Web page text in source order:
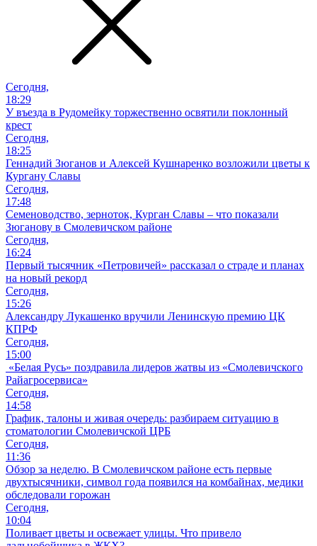
Сегодня,
18:29
У въезда в Рудомейку торжественно освятили поклонный
крест
Сегодня,
18:25
Геннадий Зюганов и Алексей Кушнаренко возложили цветы к
Кургану Славы
Сегодня,
17:48
Семеноводство, зерноток, Курган Славы – что показали
Зюганову в Смолевичском районе
Сегодня,
16:24
Первый тысячник «Петровичей» рассказал о страде и планах
на новый рекорд
Сегодня,
15:26
Александру Лукашенко вручили Ленинскую премию ЦК
КПРФ
Сегодня,
15:00
«Белая Русь» поздравила лидеров жатвы из «Смолевичского
Райагросервиса»
Сегодня,
14:58
График, талоны и живая очередь: разбираем ситуацию в
стоматологии Смолевичской ЦРБ
Сегодня,
11:36
Обзор за неделю. В Смолевичском районе есть первые
двухтысячники, символ года появился на комбайнах, медики
обследовали горожан
Сегодня,
10:04
Поливает цветы и освежает улицы. Что привело